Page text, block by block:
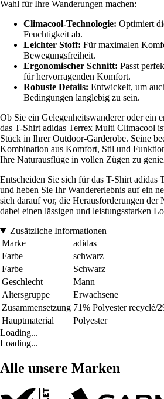
Wahl für Ihre Wanderungen machen:
Climacool-Technologie: Optimiert
Feuchtigkeit ab.
Leichter Stoff: Für maximalen
Bewegungsfreiheit.
Ergonomischer Schnitt: Passt
für hervorragenden Komfort.
Robuste Details: Entwickelt, um
Bedingungen langlebig zu sein.
Ob Sie ein Gelegenheitswanderer oder ein
das T-Shirt adidas Terrex Multi Climacool
Stück in Ihrer Outdoor-Garderobe. Seine
Kombination aus Komfort, Stil und
Ihre Naturausflüge in vollen Zügen zu
Entscheiden Sie sich für das T-Shirt adidas
und heben Sie Ihr Wandererlebnis auf ein
sich darauf vor, die Herausforderungen der
dabei einen lässigen und leistungsstarken
Zusätzliche Informationen
Marke
adidas
Farbe
schwarz
Farbe
Schwarz
Geschlecht
Mann
Altersgruppe
Erwachsene
Zusammensetzung 71% Polyester recyclé/
Hauptmaterial
Polyester
Loading...
Loading...
Alle unsere Marken